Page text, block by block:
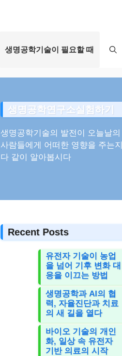
생명공학기술이 필요할 때
생명공학연구소실험하기
생명공학기술의 발전이 오늘날의
사람들에게 어떠한 영향을 주는지
다 같이 알아봅시다
Recent Posts
유전자 기술이 농업
을 넘어 기후 변화 대
응을 이끄는 방법
생명공학과 AI의 협
력, 자율진단과 치료
의 새 길을 열다
바이오 기술의 개인
화, 일상 속 유전자
기반 의료의 시작